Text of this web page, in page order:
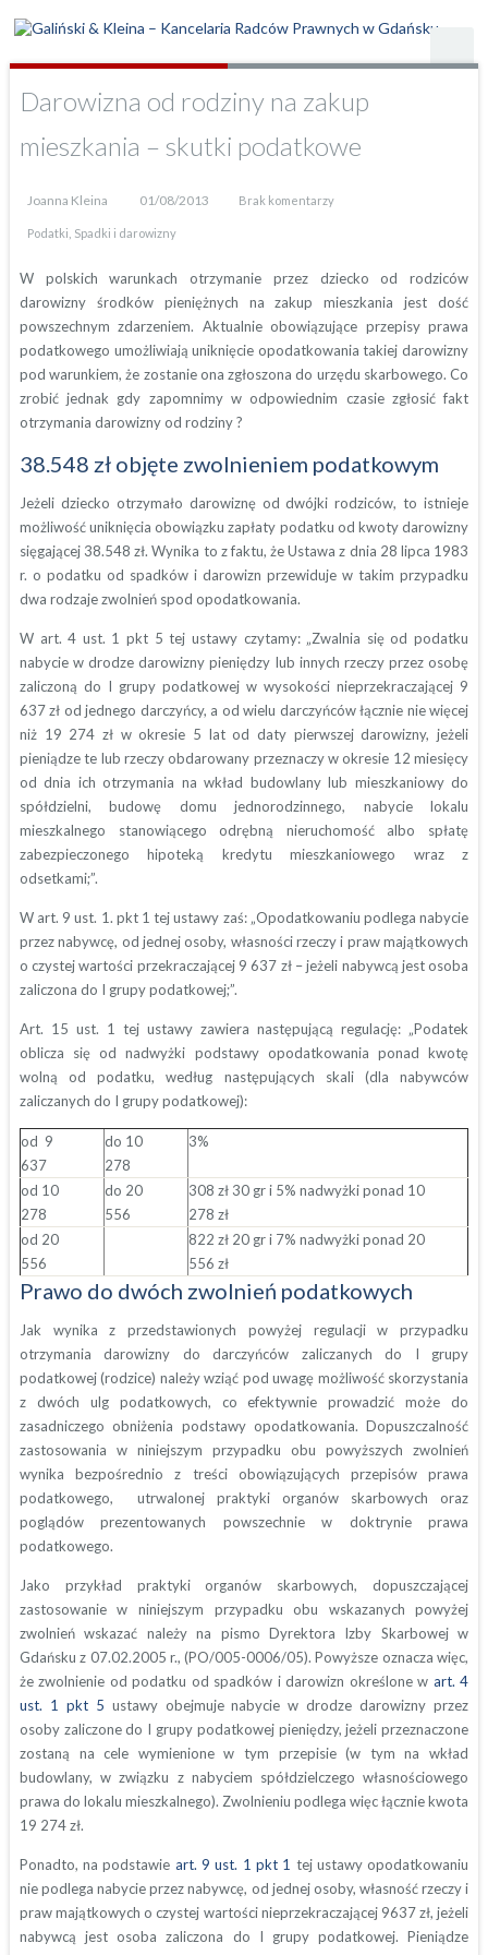
Darowizna od rodziny na zakup
mieszkania – skutki podatkowe
Joanna Kleina 01/08/2013 Brak komentarzy
Podatki, Spadki i darowizny
W polskich warunkach otrzymanie przez dziecko od rodziców
darowizny środków pieniężnych na zakup mieszkania jest dość
powszechnym zdarzeniem. Aktualnie obowiązujące przepisy prawa
podatkowego umożliwiają uniknięcie opodatkowania takiej darowizny
pod warunkiem, że zostanie ona zgłoszona do urzędu skarbowego. Co
zrobić jednak gdy zapomnimy w odpowiednim czasie zgłosić fakt
otrzymania darowizny od rodziny ?
38.548 zł objęte zwolnieniem podatkowym
Jeżeli dziecko otrzymało darowiznę od dwójki rodziców, to istnieje
możliwość uniknięcia obowiązku zapłaty podatku od kwoty darowizny
sięgającej 38.548 zł. Wynika to z faktu, że Ustawa z dnia 28 lipca 1983
r. o podatku od spadków i darowizn przewiduje w takim przypadku
dwa rodzaje zwolnień spod opodatkowania.
W art. 4 ust. 1 pkt 5 tej ustawy czytamy: „Zwalnia się od podatku
nabycie w drodze darowizny pieniędzy lub innych rzeczy przez osobę
zaliczoną do I grupy podatkowej w wysokości nieprzekraczającej 9
637 zł od jednego darczyńcy, a od wielu darczyńców łącznie nie więcej
niż 19 274 zł w okresie 5 lat od daty pierwszej darowizny, jeżeli
pieniądze te lub rzeczy obdarowany przeznaczy w okresie 12 miesięcy
od dnia ich otrzymania na wkład budowlany lub mieszkaniowy do
spółdzielni, budowę domu jednorodzinnego, nabycie lokalu
mieszkalnego stanowiącego odrębną nieruchomość albo spłatę
zabezpieczonego hipoteką kredytu mieszkaniowego wraz z
odsetkami;”.
W art. 9 ust. 1. pkt 1 tej ustawy zaś: „Opodatkowaniu podlega nabycie
przez nabywcę, od jednej osoby, własności rzeczy i praw majątkowych
o czystej wartości przekraczającej 9 637 zł – jeżeli nabywcą jest osoba
zaliczona do I grupy podatkowej;”.
Art. 15 ust. 1 tej ustawy zawiera następującą regulację: „Podatek
oblicza się od nadwyżki podstawy opodatkowania ponad kwotę
wolną od podatku, według następujących skali (dla nabywców
zaliczanych do I grupy podatkowej):
od 9
637
do 10
278
3%
od 10
278
do 20
556
308 zł 30 gr i 5% nadwyżki ponad 10
278 zł
od 20
556
822 zł 20 gr i 7% nadwyżki ponad 20
556 zł
Prawo do dwóch zwolnień podatkowych
Jak wynika z przedstawionych powyżej regulacji w przypadku
otrzymania darowizny do darczyńców zaliczanych do I grupy
podatkowej (rodzice) należy wziąć pod uwagę możliwość skorzystania
z dwóch ulg podatkowych, co efektywnie prowadzić może do
zasadniczego obniżenia podstawy opodatkowania. Dopuszczalność
zastosowania w niniejszym przypadku obu powyższych zwolnień
wynika bezpośrednio z treści obowiązujących przepisów prawa
podatkowego, utrwalonej praktyki organów skarbowych oraz
poglądów prezentowanych powszechnie w doktrynie prawa
podatkowego.
Jako przykład praktyki organów skarbowych, dopuszczającej
zastosowanie w niniejszym przypadku obu wskazanych powyżej
zwolnień wskazać należy na pismo Dyrektora Izby Skarbowej w
Gdańsku z 07.02.2005 r., (PO/005-0006/05). Powyższe oznacza więc,
że zwolnienie od podatku od spadków i darowizn określone w art. 4
ust. 1 pkt 5 ustawy obejmuje nabycie w drodze darowizny przez
osoby zaliczone do I grupy podatkowej pieniędzy, jeżeli przeznaczone
zostaną na cele wymienione w tym przepisie (w tym na wkład
budowlany, w związku z nabyciem spółdzielczego własnościowego
prawa do lokalu mieszkalnego). Zwolnieniu podlega więc łącznie kwota
19 274 zł.
Ponadto, na podstawie art. 9 ust. 1 pkt 1 tej ustawy opodatkowaniu
nie podlega nabycie przez nabywcę, od jednej osoby, własność rzeczy i
praw majątkowych o czystej wartości nieprzekraczającej 9637 zł, jeżeli
nabywcą jest osoba zaliczona do I grupy podatkowej. Pieniądze